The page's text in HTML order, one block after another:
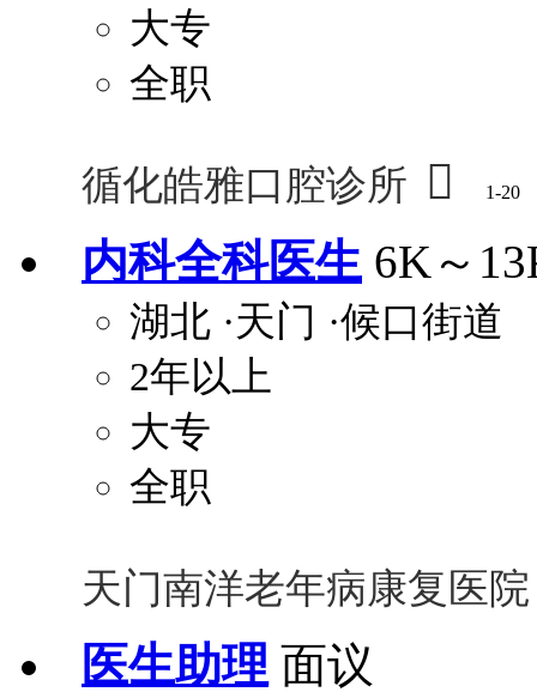
大专
全职
循化皓雅口腔诊所  1-20
内科全科医生 6K～
湖北 ·天门 ·候口街道
2年以上
大专
全职
天门南洋老年病康复医院
医生助理 面议